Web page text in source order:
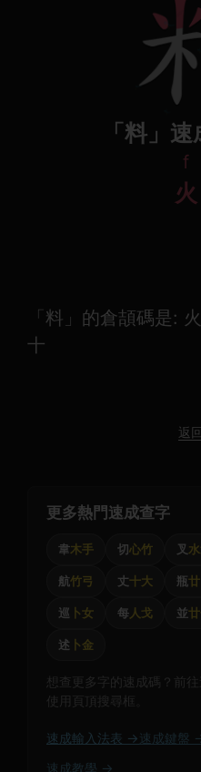
「料」
f
火
「料」的倉頡碼是:
十
返
更多熱門速成查字
韋木手 切心竹 叉
航竹弓 丈十大 瓶
巡 卜女 每人戈 並
述 卜金
想查更多字的速成碼？前
使用頁頂搜尋框。
速成輸入法表 → 速成鍵盤
速成教學 →